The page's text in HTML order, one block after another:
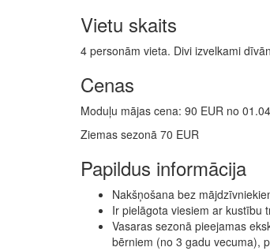
Vietu skaits
4 personām vieta. Divi izvelkami
Cenas
Moduļu mājas cena: 90 EUR no
Ziemas sezonā 70 EUR
Papildus informācija
Nakšņošana bez
Ir pielāgota viesiem ar kustību
Vasaras sezonā pieejamas
bērniem (no 3 gadu vecuma),